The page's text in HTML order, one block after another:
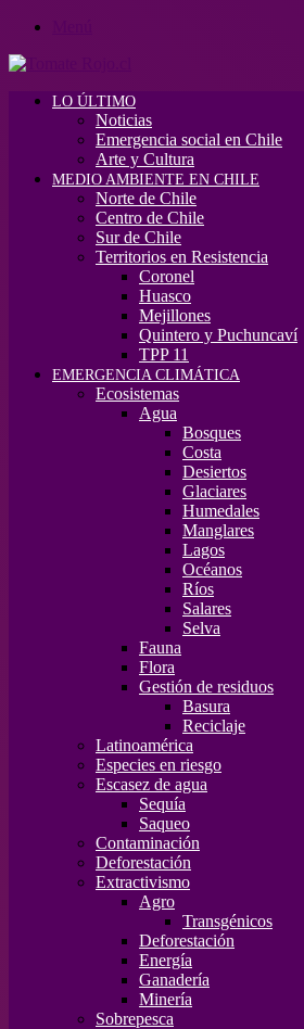
LO ÚLTIMO
Noticias
Emergencia social en Chile
Arte y Cultura
MEDIO AMBIENTE EN CHILE
Norte de Chile
Centro de Chile
Sur de Chile
Territorios en Resistencia
Coronel
Huasco
Mejillones
Quintero y Puchuncaví
TPP 11
EMERGENCIA CLIMÁTICA
Ecosistemas
Agua
Bosques
Costa
Desiertos
Glaciares
Humedales
Manglares
Lagos
Océanos
Ríos
Salares
Selva
Fauna
Flora
Gestión de residuos
Basura
Reciclaje
Latinoamérica
Especies en riesgo
Escasez de agua
Sequía
Saqueo
Contaminación
Deforestación
Extractivismo
Agro
Transgénicos
Deforestación
Energía
Ganadería
Minería
Sobrepesca